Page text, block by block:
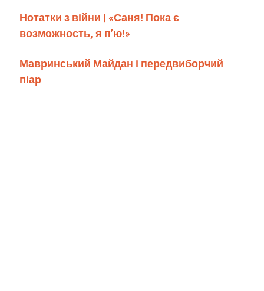
Нотатки з війни | «Саня! Пока є
возможность, я п’ю!»
Мавринський Майдан і передвиборчий
піар